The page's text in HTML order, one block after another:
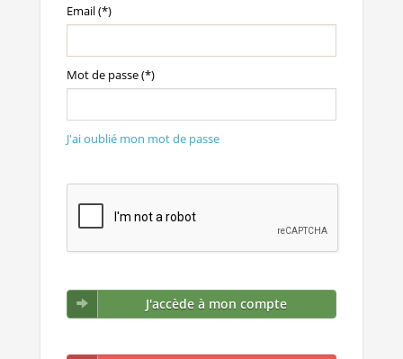
Email (*)
Mot de passe (*)
J'ai oublié mon mot de passe
J'accède à mon compte